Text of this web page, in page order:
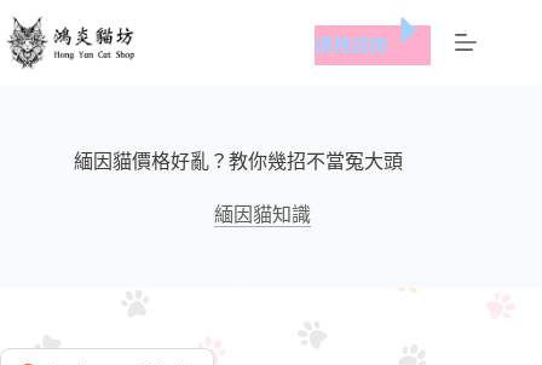
跳
至
價格諮詢
緬因貓價格好亂？教你幾招不當冤大頭
緬因貓知識